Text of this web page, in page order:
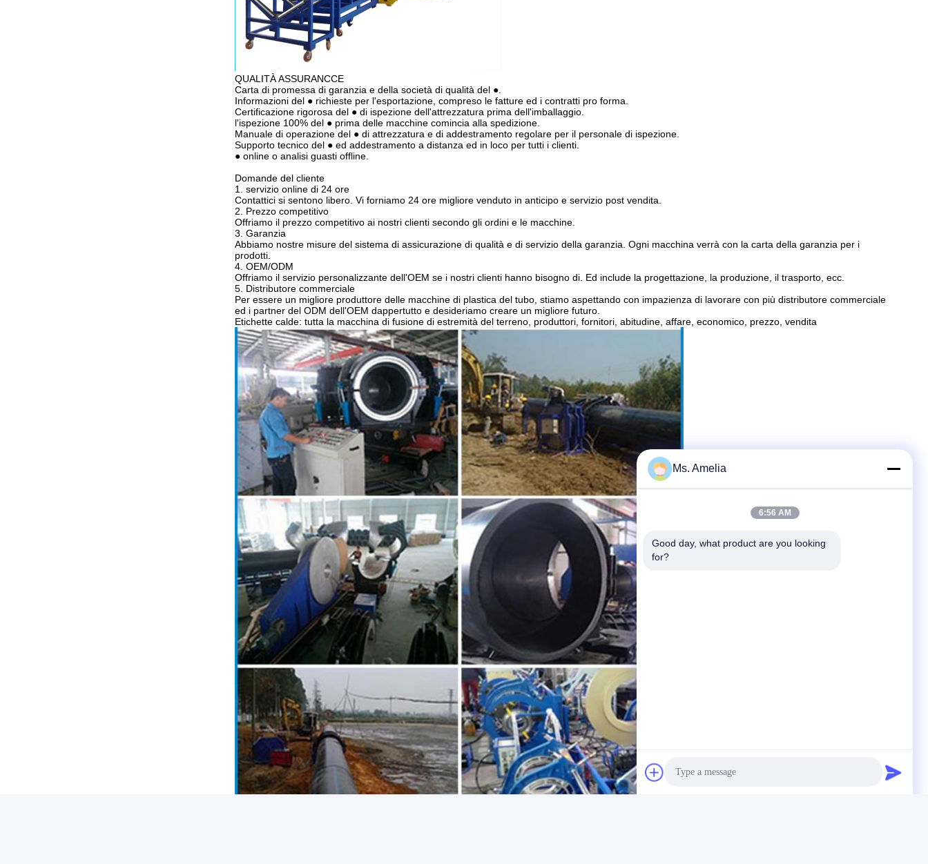
QUALITÀ ASSURANCCE
Carta di promessa di garanzia e della società di qualità del ●.
Informazioni del ● richieste per l'esportazione, compreso le fatture ed i contratti pro forma.
Certificazione rigorosa del ● di ispezione dell'attrezzatura prima dell'imballaggio.
l'ispezione 100% del ● prima delle macchine comincia alla spedizione.
Manuale di operazione del ● di attrezzatura e di addestramento regolare per il personale di ispezione.
Supporto tecnico del ● ed addestramento a distanza ed in loco per tutti i clienti.
● online o analisi guasti offline.
Domande del cliente
1. servizio online di 24 ore
Contattici si sentono libero. Vi forniamo 24 ore migliore venduto in anticipo e servizio post vendita.
2. Prezzo competitivo
Offriamo il prezzo competitivo ai nostri clienti secondo gli ordini e le macchine.
3. Garanzia
Abbiamo nostre misure del sistema di assicurazione di qualità e di servizio della garanzia. Ogni macchina verrà con la carta della garanzia per i
prodotti.
4. OEM/ODM
Offriamo il servizio personalizzante dell'OEM se i nostri clienti hanno bisogno di. Ed include la progettazione, la produzione, il trasporto, ecc.
5. Distributore commerciale
Per essere un migliore produttore delle macchine di plastica del tubo, stiamo aspettando con impazienza di lavorare con più distributore commerciale
ed i partner del ODM dell'OEM dappertutto e desideriamo creare un migliore futuro.
Etichette calde: tutta la macchina di fusione di estremità del terreno, produttori, fornitori, abitudine, affare, economico, prezzo, vendita
Ms. Amelia
6:56 AM
Good day, what product are you looking
for?